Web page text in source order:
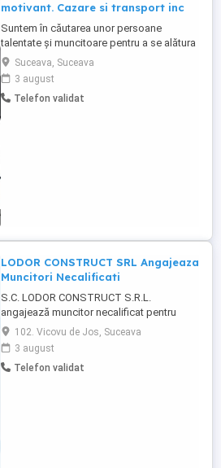
motivant. Cazare si transport inc
Suntem în căutarea unor persoane
talentate și muncitoare pentru a se alătura
echipei noastre în domeniul construcțiilor.
Dacă îți dorești să faci parte dintr-o
companie de succes, în care calitatea și
profesionalismul sunt valorile de bază, te
Suceava, Suceava
3 august
Telefon validat
LODOR CONSTRUCT SRL Angajeaza
Muncitori Necalificati
S.C. LODOR CONSTRUCT S.R.L.
angajează muncitor necalificat pentru
activități specifice domeniului
construcțiilor, în vederea extinderii echipei.
Persoana angajată va desfășura diverse
lucrări de suport pe șantier, precum
102. Vicovu de Jos, Suceava
3 august
Telefon validat